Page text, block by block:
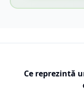
Ce reprezintă